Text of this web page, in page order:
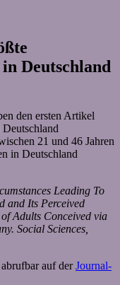
Deutschland
den ersten Artikel
21 und 46 Jahren
in Deutschland
Leading To
and Its Perceived
Adults Conceived via
Social Sciences,
auf derJournal-